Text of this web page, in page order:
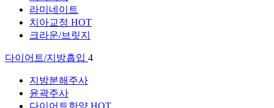
라미네이트
치아교정 HOT
크라운/브릿지
다이어트/지방흡입 4
지방분해주사
윤곽주사
다이어트한약 HOT